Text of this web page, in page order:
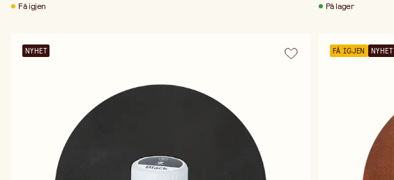
Få igjen På lager
NYHET FÅ IGJEN NYHET